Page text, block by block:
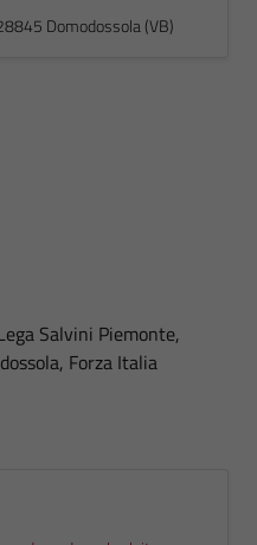
Domodossola (VB)
Salvini Piemonte,
Forza Italia